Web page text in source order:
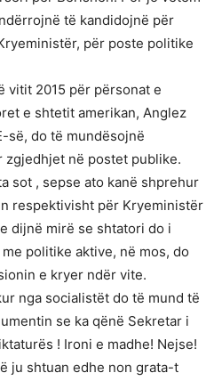
të kandidojnë për
për poste politike
vitit 2015 për përsonat e
e shtetit amerikan, Anglez
së, do të mundësojnë
zgjedhjet në postet publike.
sot , sepse ato kanë shprehur
respektivisht për Kryeministër
dijnë mirë se shtatori do i
politike aktive, në mos, do
e kryer ndër vite.
nga socialistët do të mund të
se ka qënë Sekretar i
! Ironi e madhe! Nejse!
ju shtuan edhe non grata-t